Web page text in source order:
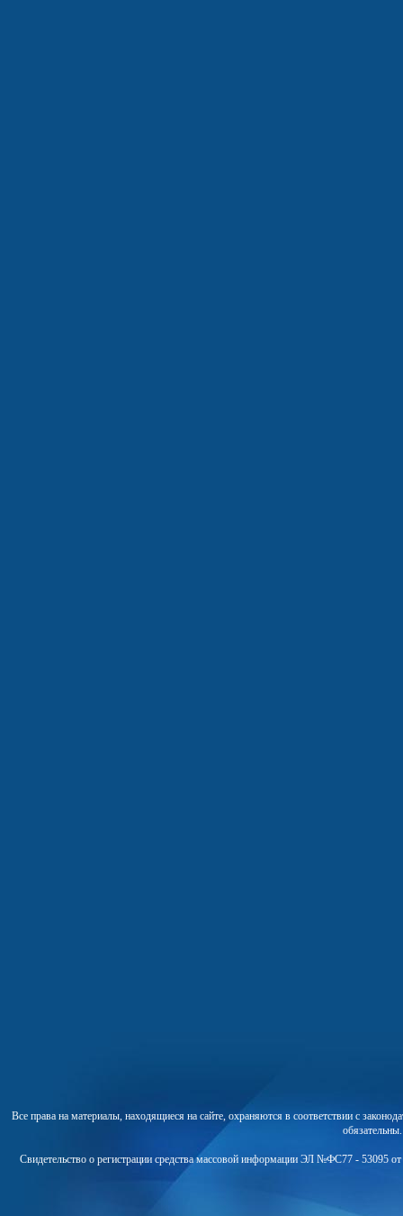
Все права на материалы, находящиеся на сайте, охраняются в соответствии с
Свидетельство о регистрации средства массовой информации ЭЛ №ФС77 - 53095